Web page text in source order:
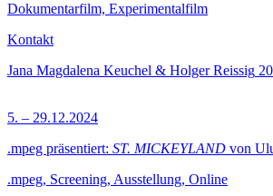
Dokumentarfilm, Experimentalfilm
Kontakt
Jana Magdalena Keuchel & Holger Reissig
5. – 29.12.2024
.mpeg präsentiert: ST. MICKEYLAND von
.mpeg, Screening, Ausstellung, Online